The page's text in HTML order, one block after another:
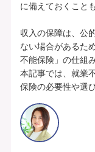
に備えておくこと
収入の保障は、公
ない場合があるた
不能保険」の仕組
本記事では、就業